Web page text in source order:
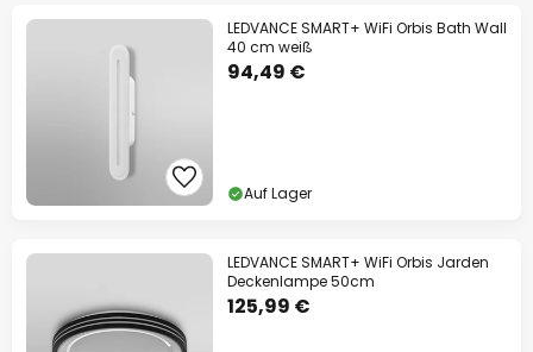
LEDVANCE SMART+ WiFi Orbis Bath Wall
40 cm weiß
94,49 €
Auf Lager
LEDVANCE SMART+ WiFi Orbis Jarden
Deckenlampe 50cm
125,99 €